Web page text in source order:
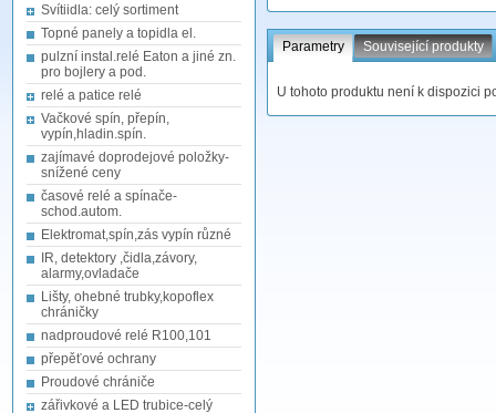
Svítiidla: celý sortiment
Topné panely a topidla el.
pulzní instal.relé Eaton a jiné zn.
pro bojlery a pod.
relé a patice relé
Vačkové spín, přepín,
vypín,hladin.spín.
zajímavé doprodejové položky-
snížené ceny
časové relé a spínače-
schod.autom.
Elektromat,spín,zás vypín různé
IR, detektory ,čidla,závory,
alarmy,ovladače
Lišty, ohebné trubky,kopoflex
chráničky
nadproudové relé R100,101
přepěťové ochrany
Proudové chrániče
zářivkové a LED trubice-celý
Parametry Související produkty
U tohoto produktu není k dispozici